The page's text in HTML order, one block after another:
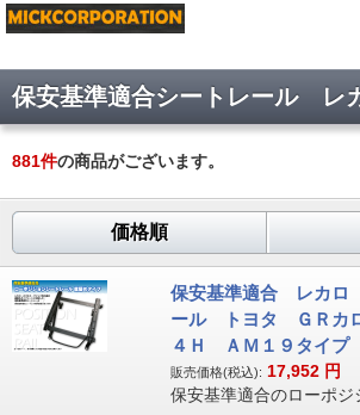
881件の商品がございます。
価格順
保安基準適合 レカロ
ール トヨタ ＧＲカ
４Ｈ ＡＭ１９タイプ
販売価格(税込): 17,952 円
保安基準適合のローポ